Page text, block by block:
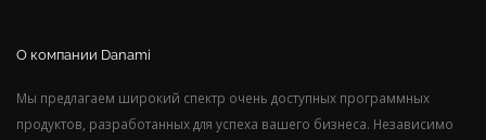
О компании Danami
Мы предлагаем широкий спектр очень доступных программных
продуктов, разработанных для успеха вашего бизнеса. Независимо